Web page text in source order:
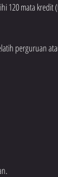
120 mata kredit
perguruan